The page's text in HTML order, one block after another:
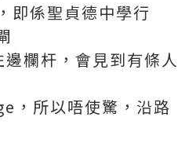
即係聖貞德中學行
欄杆，會見到有條人
，所以唔使驚，沿路